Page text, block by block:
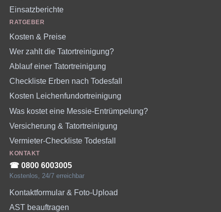
Einsatzberichte
RATGEBER
Kosten & Preise
Wer zahlt die Tatortreinigung?
Ablauf einer Tatortreinigung
Checkliste Erben nach Todesfall
Kosten Leichenfundortreinigung
Was kostet eine Messie-Entrümpelung?
Versicherung & Tatortreinigung
Vermieter-Checkliste Todesfall
KONTAKT
☎︎ 0800 6003005
Kostenlos, 24/7 erreichbar
Kontaktformular & Foto-Upload
AST beauftragen